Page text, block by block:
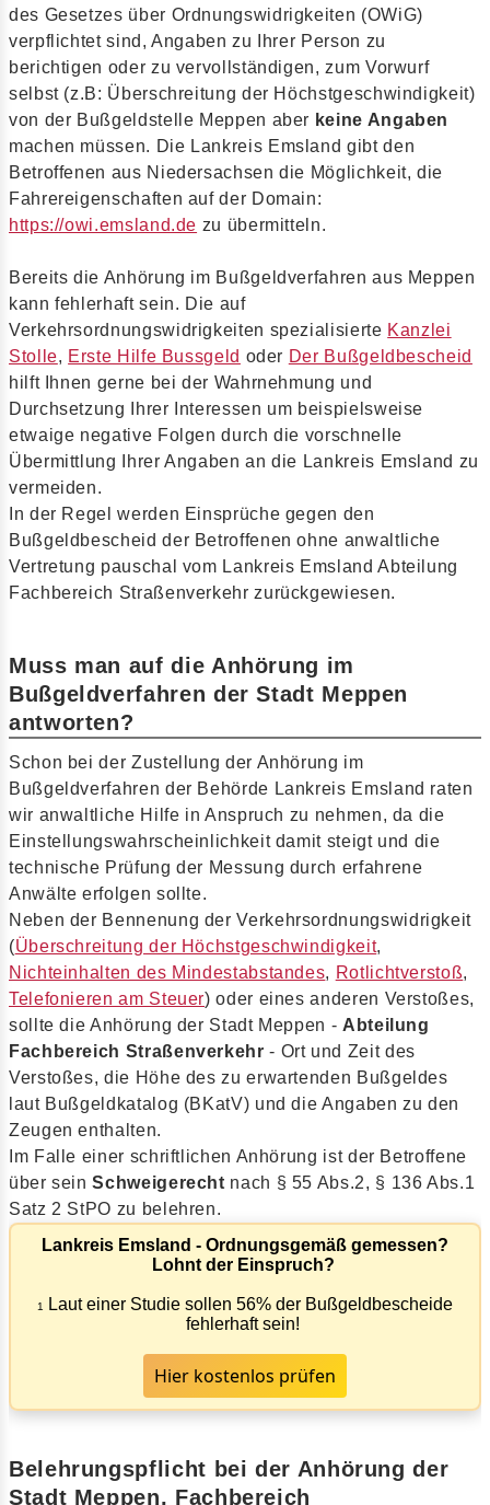
des Gesetzes über Ordnungswidrigkeiten (OWiG)
verpflichtet sind, Angaben zu Ihrer Person zu
berichtigen oder zu vervollständigen, zum Vorwurf
selbst (z.B: Überschreitung der Höchstgeschwindigkeit)
von der Bußgeldstelle Meppen aber keine Angaben
machen müssen. Die Lankreis Emsland gibt den
Betroffenen aus Niedersachsen die Möglichkeit, die
Fahrereigenschaften auf der Domain:
https://owi.emsland.de zu übermitteln.
Bereits die Anhörung im Bußgeldverfahren aus Meppen
kann fehlerhaft sein. Die auf
Verkehrsordnungswidrigkeiten spezialisierte Kanzlei
Stolle, Erste Hilfe Bussgeld oder Der Bußgeldbescheid
hilft Ihnen gerne bei der Wahrnehmung und
Durchsetzung Ihrer Interessen um beispielsweise
etwaige negative Folgen durch die vorschnelle
Übermittlung Ihrer Angaben an die Lankreis Emsland zu
vermeiden.
In der Regel werden Einsprüche gegen den
Bußgeldbescheid der Betroffenen ohne anwaltliche
Vertretung pauschal vom Lankreis Emsland Abteilung
Fachbereich Straßenverkehr zurückgewiesen.
Muss man auf die Anhörung im
Bußgeldverfahren der Stadt Meppen
antworten?
Schon bei der Zustellung der Anhörung im
Bußgeldverfahren der Behörde Lankreis Emsland raten
wir anwaltliche Hilfe in Anspruch zu nehmen, da die
Einstellungswahrscheinlichkeit damit steigt und die
technische Prüfung der Messung durch erfahrene
Anwälte erfolgen sollte.
Neben der Bennenung der Verkehrsordnungswidrigkeit
(Überschreitung der Höchstgeschwindigkeit,
Nichteinhalten des Mindestabstandes, Rotlichtverstoß,
Telefonieren am Steuer) oder eines anderen Verstoßes,
sollte die Anhörung der Stadt Meppen - Abteilung
Fachbereich Straßenverkehr - Ort und Zeit des
Verstoßes, die Höhe des zu erwartenden Bußgeldes
laut Bußgeldkatalog (BKatV) und die Angaben zu den
Zeugen enthalten.
Im Falle einer schriftlichen Anhörung ist der Betroffene
über seinSchweigerecht nach § 55 Abs.2, § 136 Abs.1
Satz 2 StPO zu belehren.
Lankreis Emsland - Ordnungsgemäß gemessen?
Lohnt der Einspruch?
1
Laut einer Studie sollen 56% der Bußgeldbescheide
fehlerhaft sein!
Hier kostenlos prüfen
Belehrungspflicht bei der Anhörung der
Stadt Meppen, Fachbereich